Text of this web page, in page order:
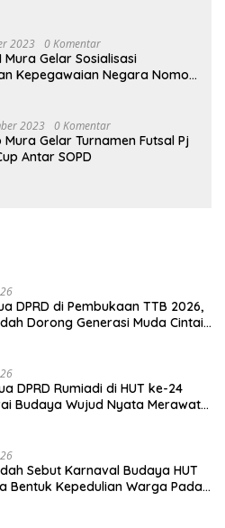
2023 0 Komentar
Mura Gelar Sosialisasi
Kepegawaian Negara Nomor
2023 0 Komentar
Mura Gelar Turnamen Futsal Pj
Antar SOPD
DPRD di Pembukaan TTB 2026,
Dorong Generasi Muda Cintai
DPRD Rumiadi di HUT ke-24
Budaya Wujud Nyata Merawat
Sebut Karnaval Budaya HUT
Bentuk Kepedulian Warga Pada